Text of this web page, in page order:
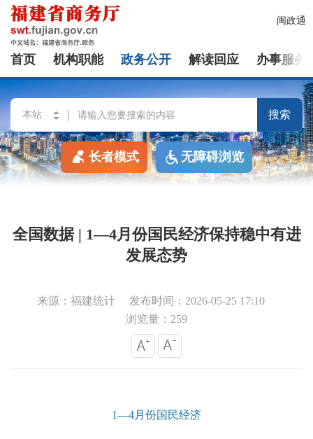
闽政通
首页 机构职能 政务公开 解读回应 办事服务
搜索
长者模式 无障碍浏览
全国数据 | 1—4月份国民经济保持稳中有进
发展态势
来源：福建统计
发布时间：2026-05-25 17:10
浏览量：259
1—4月份国民经济